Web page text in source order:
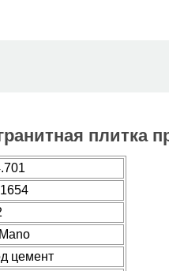
плитка
цемент